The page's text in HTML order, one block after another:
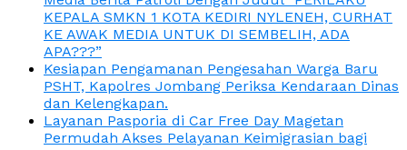
KEPALA SMKN 1 KOTA KEDIRI NYLENEH, CURHAT
KE AWAK MEDIA UNTUK DI SEMBELIH, ADA
APA???”
Kesiapan Pengamanan Pengesahan Warga Baru
PSHT, Kapolres Jombang Periksa Kendaraan Dinas
dan Kelengkapan.
Layanan Pasporia di Car Free Day Magetan
Permudah Akses Pelayanan Keimigrasian bagi